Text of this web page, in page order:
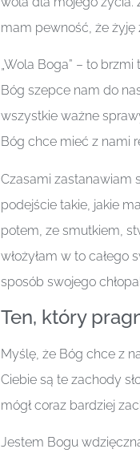
mam pewność, że żyję
„Wola Boga” – to
Bóg szepce nam do
wszystkie ważne
Bóg chce mieć z nami
Czasami zastanawiam
podejście takie, jakie
potem, ze smutkiem,
włożyłam w to całego
sposób swojego
Ten, który
Myślę, że Bóg chce z
Ciebie są te zachody
mógł coraz bardziej
Jestem Bogu